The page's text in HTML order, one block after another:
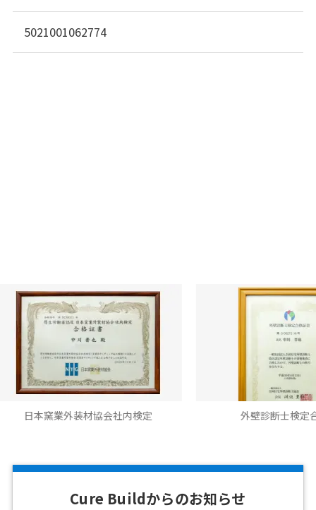
5021001062774
業外装材協会社内検定 外壁診断士検定合格書
Cure Buildからのお知らせ